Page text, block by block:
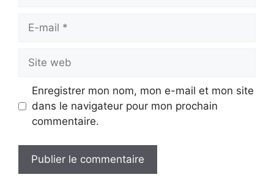
Site
web
Enregistrer mon nom, mon e-mail et mon site
dans le navigateur pour mon prochain
commentaire.